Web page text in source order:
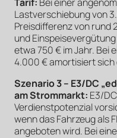
Lastverschiebung von
Preisdifferenz von rund
und
etwa 750 € im Jahr. Bei
4.000 € amortisiert sich
Szenario 3 – E3/DC
am Strommarkt: E3/
Verdienstpotenzial
wenn das Fahrzeug als
angeboten wird. Bei